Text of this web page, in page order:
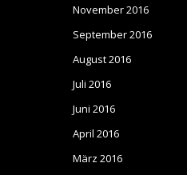
November 2016
September 2016
August 2016
Juli 2016
Juni 2016
April 2016
März 2016